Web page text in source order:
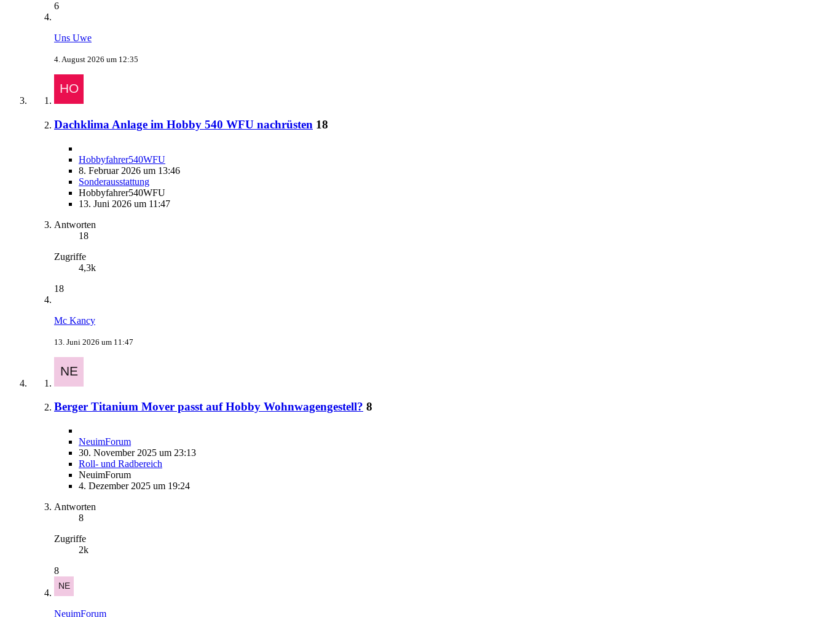
6
Uns Uwe
4. August 2026 um 12:35
Dachklima Anlage im Hobby 540 WFU nachrüsten 18
Hobbyfahrer540WFU
8. Februar 2026 um 13:46
Sonderausstattung
Hobbyfahrer540WFU
13. Juni 2026 um 11:47
Antworten
18
Zugriffe
4,3k
18
Mc Kancy
13. Juni 2026 um 11:47
Berger Titanium Mover passt auf Hobby Wohnwagengestell? 8
NeuimForum
30. November 2025 um 23:13
Roll- und Radbereich
NeuimForum
4. Dezember 2025 um 19:24
Antworten
8
Zugriffe
2k
8
NeuimForum